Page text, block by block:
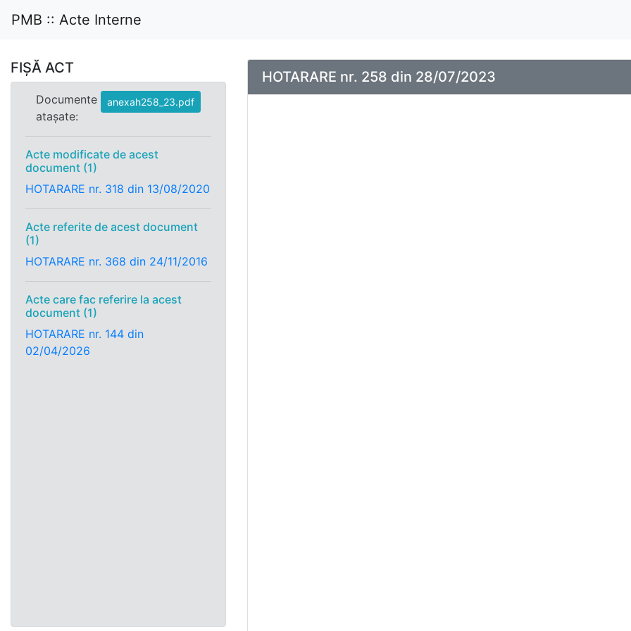
PMB :: Acte Interne
FIȘĂ ACT
Documente
atașate:
anexah258_23.pdf
Acte modificate de acest
document (1)
HOTARARE nr. 318 din 13/08/2020
Acte referite de acest document
(1)
HOTARARE nr. 368 din 24/11/2016
Acte care fac referire la acest
document (1)
HOTARARE nr. 144 din
02/04/2026
HOTARARE nr. 258 din 28/07/2023